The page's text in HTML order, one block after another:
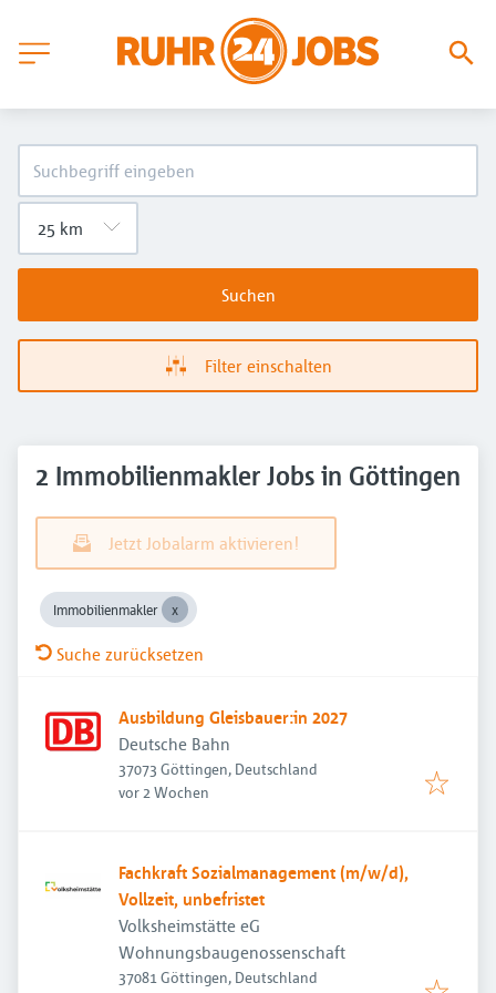
Suchen
Filter einschalten
2 Immobilienmakler Jobs in Göttingen
Jetzt Jobalarm aktivieren!
Immobilienmakler
Suche zurücksetzen
Ausbildung Gleisbauer:in 2027
Deutsche Bahn
37073 Göttingen, Deutschland
Veröffentlicht
vor 2 Wochen
Fachkraft Sozialmanagement (m/w/d),
Vollzeit, unbefristet
Volksheimstätte eG
Wohnungsbaugenossenschaft
37081 Göttingen, Deutschland